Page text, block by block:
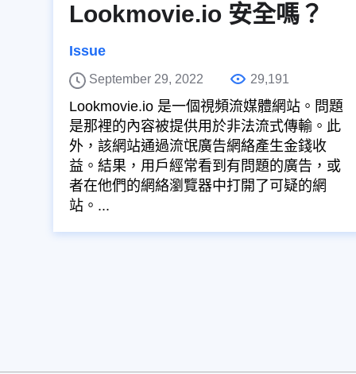
Lookmovie.io 安全嗎？
Issue
September 29, 2022 29,191
Lookmovie.io 是一個視頻流媒體網站。問題
是那裡的內容被提供用於非法流式傳輸。此
外，該網站通過流氓廣告網絡產生金錢收
益。結果，用戶經常看到有問題的廣告，或
者在他們的網絡瀏覽器中打開了可疑的網
站。...